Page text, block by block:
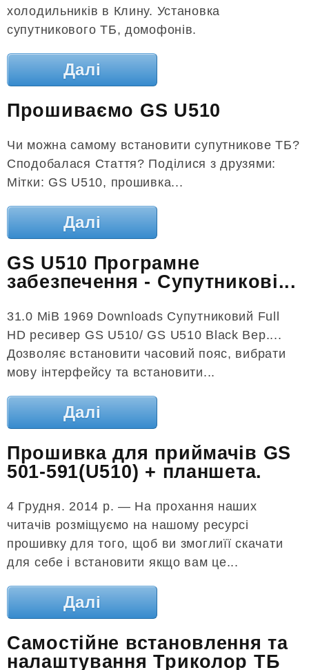
холодильників в Клину. Установка
супутникового ТБ, домофонів.
Далі
Прошиваємо GS U510
Чи можна самому встановити супутникове ТБ?
Сподобалася Стаття? Поділися з друзями:
Мітки: GS U510, прошивка...
Далі
GS U510 Програмне
забезпечення - Супутникові...
31.0 MiB 1969 Downloads Супутниковий Full
HD ресивер GS U510/ GS U510 Black Вер....
Дозволяє встановити часовий пояс, вибрати
мову інтерфейсу та встановити...
Далі
Прошивка для приймачів GS
501-591(U510) + планшета.
4 Грудня. 2014 р. — На прохання наших
читачів розміщуємо на нашому ресурсі
прошивку для того, щоб ви змоглиїї скачати
для себе і встановити якщо вам це...
Далі
Самостійне встановлення та
налаштування Триколор ТБ